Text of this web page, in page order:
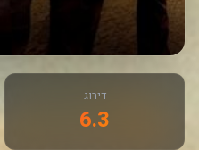
דירוג
6.3